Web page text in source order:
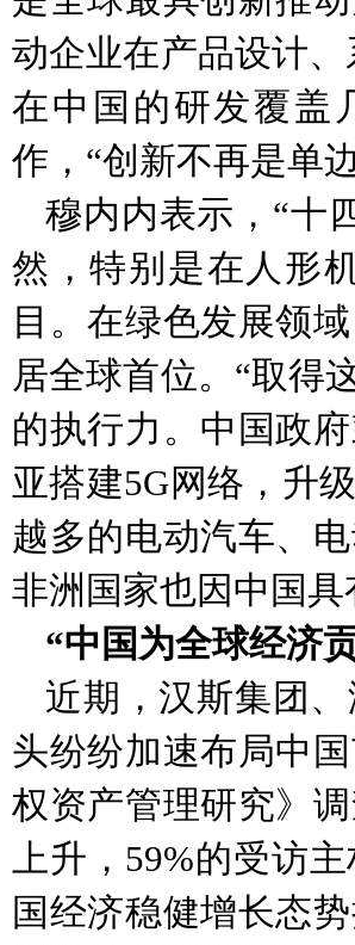
动企业在产品设计
在中国的研发覆盖
作，“创新不再是单
穆内内表示，“十
然，特别是在人形
目。在绿色发展领
居全球首位。“取得
的执行力。中国政
亚搭建5G网络，升
越多的电动汽车、
非洲国家也因中国
“中国为全球经济
近期，汉斯集团
头纷纷加速布局中
权资产管理研究》
上升，59%的受访
国经济稳健增长态